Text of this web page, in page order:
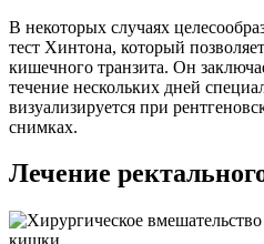
В некоторых случаях
тест Хинтона, который
кишечного транзита. Он
течение нескольких дней
визуализируется при
снимках.
Лечение